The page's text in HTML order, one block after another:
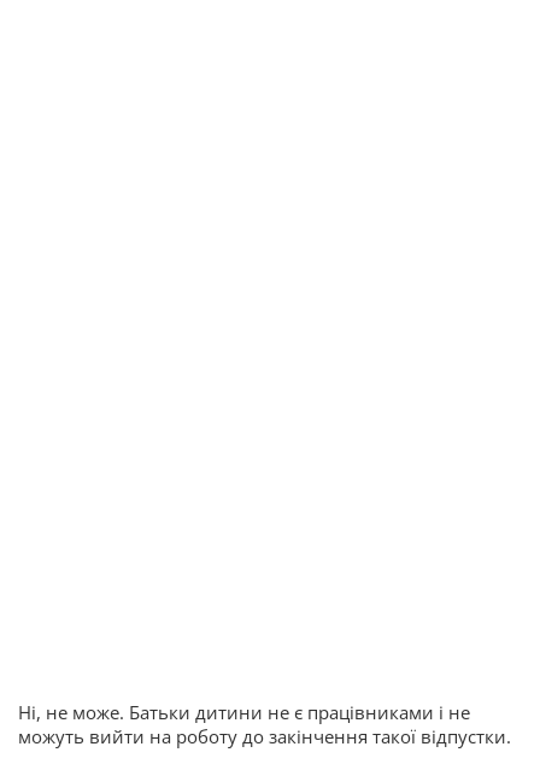
Ні, не може. Батьки дитини не є працівниками і не
можуть вийти на роботу до закінчення такої відпустки.